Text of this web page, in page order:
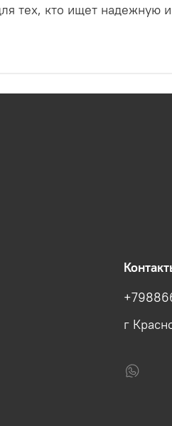
тех, кто ищет надежную
г